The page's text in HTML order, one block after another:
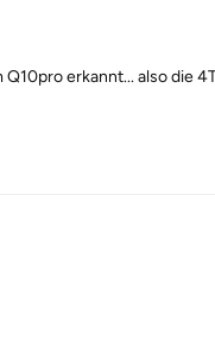
erkannt... also die